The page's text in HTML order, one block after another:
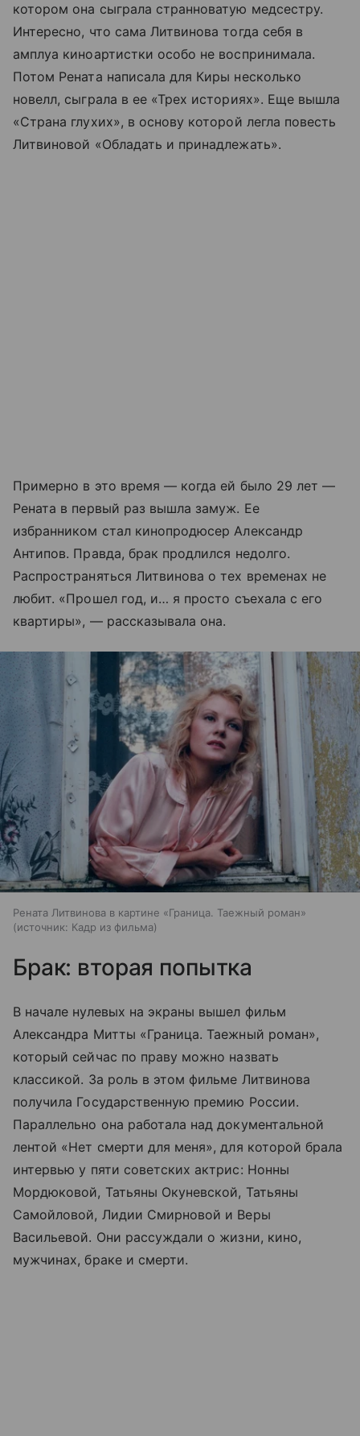
котором она сыграла странноватую медсестру.
Интересно, что сама Литвинова тогда себя в
амплуа киноартистки особо не воспринимала.
Потом Рената написала для Киры несколько
новелл, сыграла в ее «Трех историях». Еще вышла
«Страна глухих», в основу которой легла повесть
Литвиновой «Обладать и принадлежать».
Примерно в это время — когда ей было 29 лет —
Рената в первый раз вышла замуж. Ее
избранником стал кинопродюсер Александр
Антипов. Правда, брак продлился недолго.
Распространяться Литвинова о тех временах не
любит. «Прошел год, и… я просто съехала с его
квартиры», — рассказывала она.
Рената Литвинова в картине «Граница. Таежный роман»
источник: Кадр из фильма
Брак: вторая попытка
В начале нулевых на экраны вышел фильм
Александра Митты «Граница. Таежный роман»,
который сейчас по праву можно назвать
классикой. За роль в этом фильме Литвинова
получила Государственную премию России.
Параллельно она работала над документальной
лентой «Нет смерти для меня», для которой брала
интервью у пяти советских актрис: Нонны
Мордюковой, Татьяны Окуневской, Татьяны
Самойловой, Лидии Смирновой и Веры
Васильевой. Они рассуждали о жизни, кино,
мужчинах, браке и смерти.